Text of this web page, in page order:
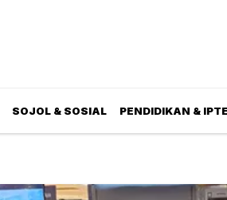
SOJOL & SOSIAL PENDIDIKAN &